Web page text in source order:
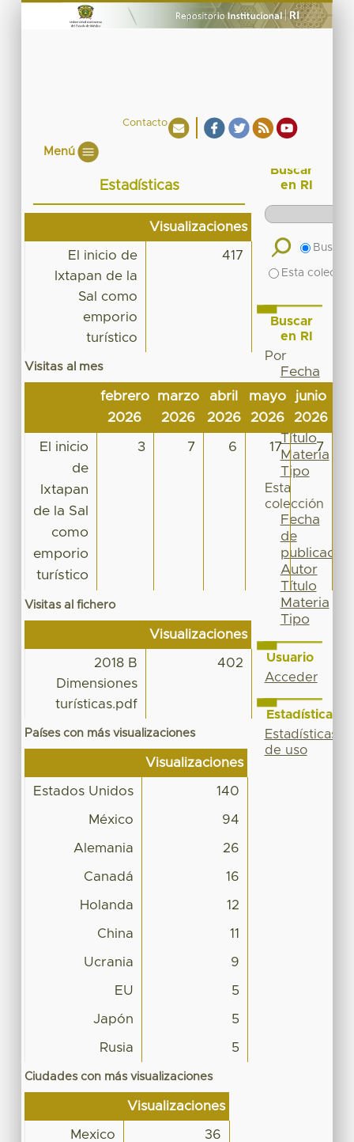
Contacto
Menú
Estadísticas
Visualizaciones
El inicio de
Ixtapan de la
Sal como
emporio
turístico
417
Visitas al mes
febrero
2026
marzo
2026
abril
2026
mayo
2026
junio
2026
El inicio
de
Ixtapan
de la Sal
como
emporio
turístico
3 7 6 17 7
Visitas al fichero
Visualizaciones
2018 B
Dimensiones
turísticas.pdf
402
Países con más visualizaciones
Visualizaciones
Estados Unidos 140
México 94
Alemania 26
Canadá 16
Holanda 12
China 11
Ucrania 9
EU 5
Japón 5
Rusia 5
Ciudades con más visualizaciones
Visualizaciones
Mexico 36
Buscar
en RI
Buscar
Esta
Buscar
en RI
Por
Fecha
de
publicación
Autor
Título
Materia
Tipo
Esta
colección
Fecha
de
publicación
Autor
Título
Materia
Tipo
Usuario
Acceder
Estadísticas
Estadísticas
de uso